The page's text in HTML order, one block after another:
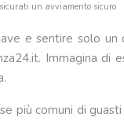
un avviamento sicuro
e sentire solo un
Immagina
più comuni di